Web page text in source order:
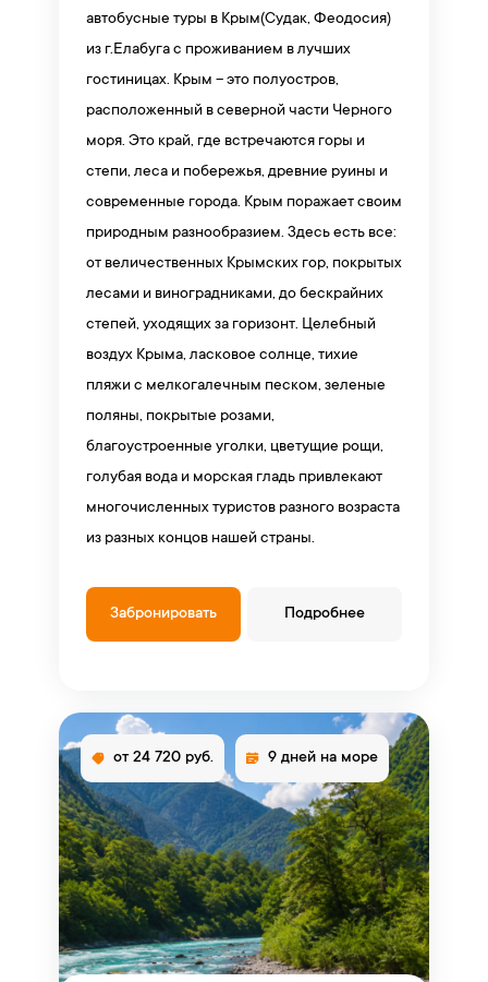
автобусные туры в Крым(Судак, Феодосия)
из г.Елабуга с проживанием в лучших
гостиницах. Крым – это полуостров,
расположенный в северной части Черного
моря. Это край, где встречаются горы и
степи, леса и побережья, древние руины и
современные города. Крым поражает своим
природным разнообразием. Здесь есть все:
от величественных Крымских гор, покрытых
лесами и виноградниками, до бескрайних
степей, уходящих за горизонт. Целебный
воздух Крыма, ласковое солнце, тихие
пляжи с мелкогалечным песком, зеленые
поляны, покрытые розами,
благоустроенные уголки, цветущие рощи,
голубая вода и морская гладь привлекают
многочисленных туристов разного возраста
из разных концов нашей страны.
Забронировать Подробнее
от 24 720 руб. 9 дней на море